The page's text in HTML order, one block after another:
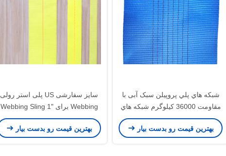
شبكه هاي پلي پروپيلن سبک آبی با
مقاومت 36000 کيلوگرم شبكه هاي
سفارشي EN1492-1
بهترین قیمت رو بدست بیار
سایز سفارشی US پلی استر رولی
Webbing برای Webbing Sling 1"
2" 3 اینچ شکستن 19600 پوند
بهترین قیمت رو بدست بیار